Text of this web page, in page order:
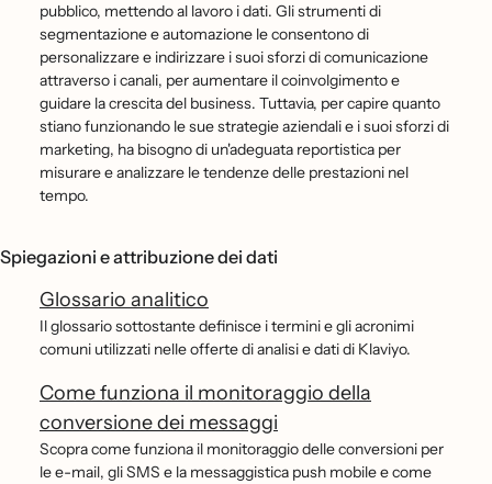
pubblico, mettendo al lavoro i dati. Gli strumenti di
segmentazione e automazione le consentono di
personalizzare e indirizzare i suoi sforzi di comunicazione
attraverso i canali, per aumentare il coinvolgimento e
guidare la crescita del business. Tuttavia, per capire quanto
stiano funzionando le sue strategie aziendali e i suoi sforzi di
marketing, ha bisogno di un'adeguata reportistica per
misurare e analizzare le tendenze delle prestazioni nel
tempo.
Spiegazioni e attribuzione dei dati
Glossario analitico
Il glossario sottostante definisce i termini e gli acronimi
comuni utilizzati nelle offerte di analisi e dati di Klaviyo.
Come funziona il monitoraggio della
conversione dei messaggi
Scopra come funziona il monitoraggio delle conversioni per
le e-mail, gli SMS e la messaggistica push mobile e come